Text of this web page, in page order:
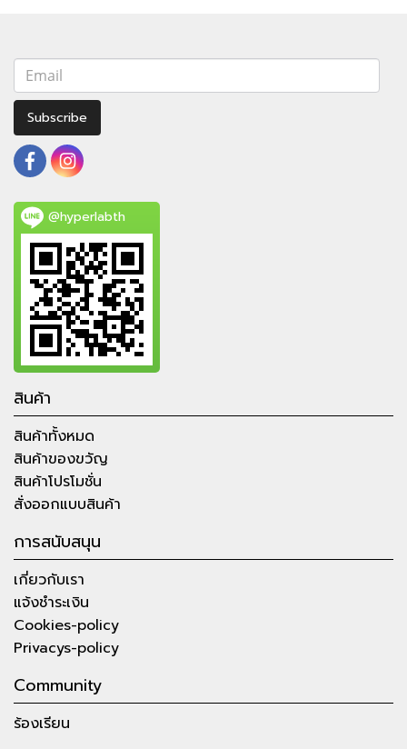
Subscribe
@hyperlabth
สินค้า
สินค้าทั้งหมด
สินค้าของขวัญ
สินค้าโปรโมชั่น
สั่งออกแบบสินค้า
การสนับสนุน
เกี่ยวกับเรา
แจ้งชำระเงิน
Cookies-policy
Privacys-policy
Community
ร้องเรียน